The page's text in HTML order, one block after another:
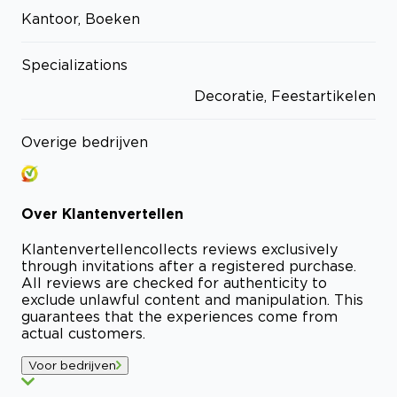
Kantoor, Boeken
Specializations
Decoratie, Feestartikelen
Overige bedrijven
Over Klantenvertellen
Klantenvertellencollects reviews exclusively
through invitations after a registered purchase.
All reviews are checked for authenticity to
exclude unlawful content and manipulation. This
guarantees that the experiences come from
actual customers.
Voor bedrijven